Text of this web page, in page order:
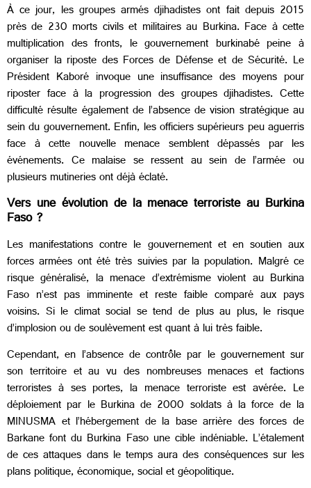
À ce jour, les groupes armés djihadistes ont fait depuis 2015
près de 230 morts civils et militaires au Burkina. Face à cette
multiplication des fronts, le gouvernement burkinabé peine à
organiser la riposte des Forces de Défense et de Sécurité. Le
Président Kaboré invoque une insuffisance des moyens pour
riposter face à la progression des groupes djihadistes. Cette
difficulté résulte également de l’absence de vision stratégique au
sein du gouvernement. Enfin, les officiers supérieurs peu aguerris
face à cette nouvelle menace semblent dépassés par les
événements. Ce malaise se ressent au sein de l’armée ou
plusieurs mutineries ont déjà éclaté.
Vers une évolution de la menace terroriste au Burkina
Faso ?
Les manifestations contre le gouvernement et en soutien aux
forces armées ont été très suivies par la population. Malgré ce
risque généralisé, la menace d’extrémisme violent au Burkina
Faso n’est pas imminente et reste faible comparé aux pays
voisins. Si le climat social se tend de plus au plus, le risque
d’implosion ou de soulèvement est quant à lui très faible.
Cependant, en l’absence de contrôle par le gouvernement sur
son territoire et au vu des nombreuses menaces et factions
terroristes à ses portes, la menace terroriste est avérée. Le
déploiement par le Burkina de 2000 soldats à la force de la
MINUSMA et l’hébergement de la base arrière des forces de
Barkane font du Burkina Faso une cible indéniable. L’étalement
de ces attaques dans le temps aura des conséquences sur les
plans politique, économique, social et géopolitique.